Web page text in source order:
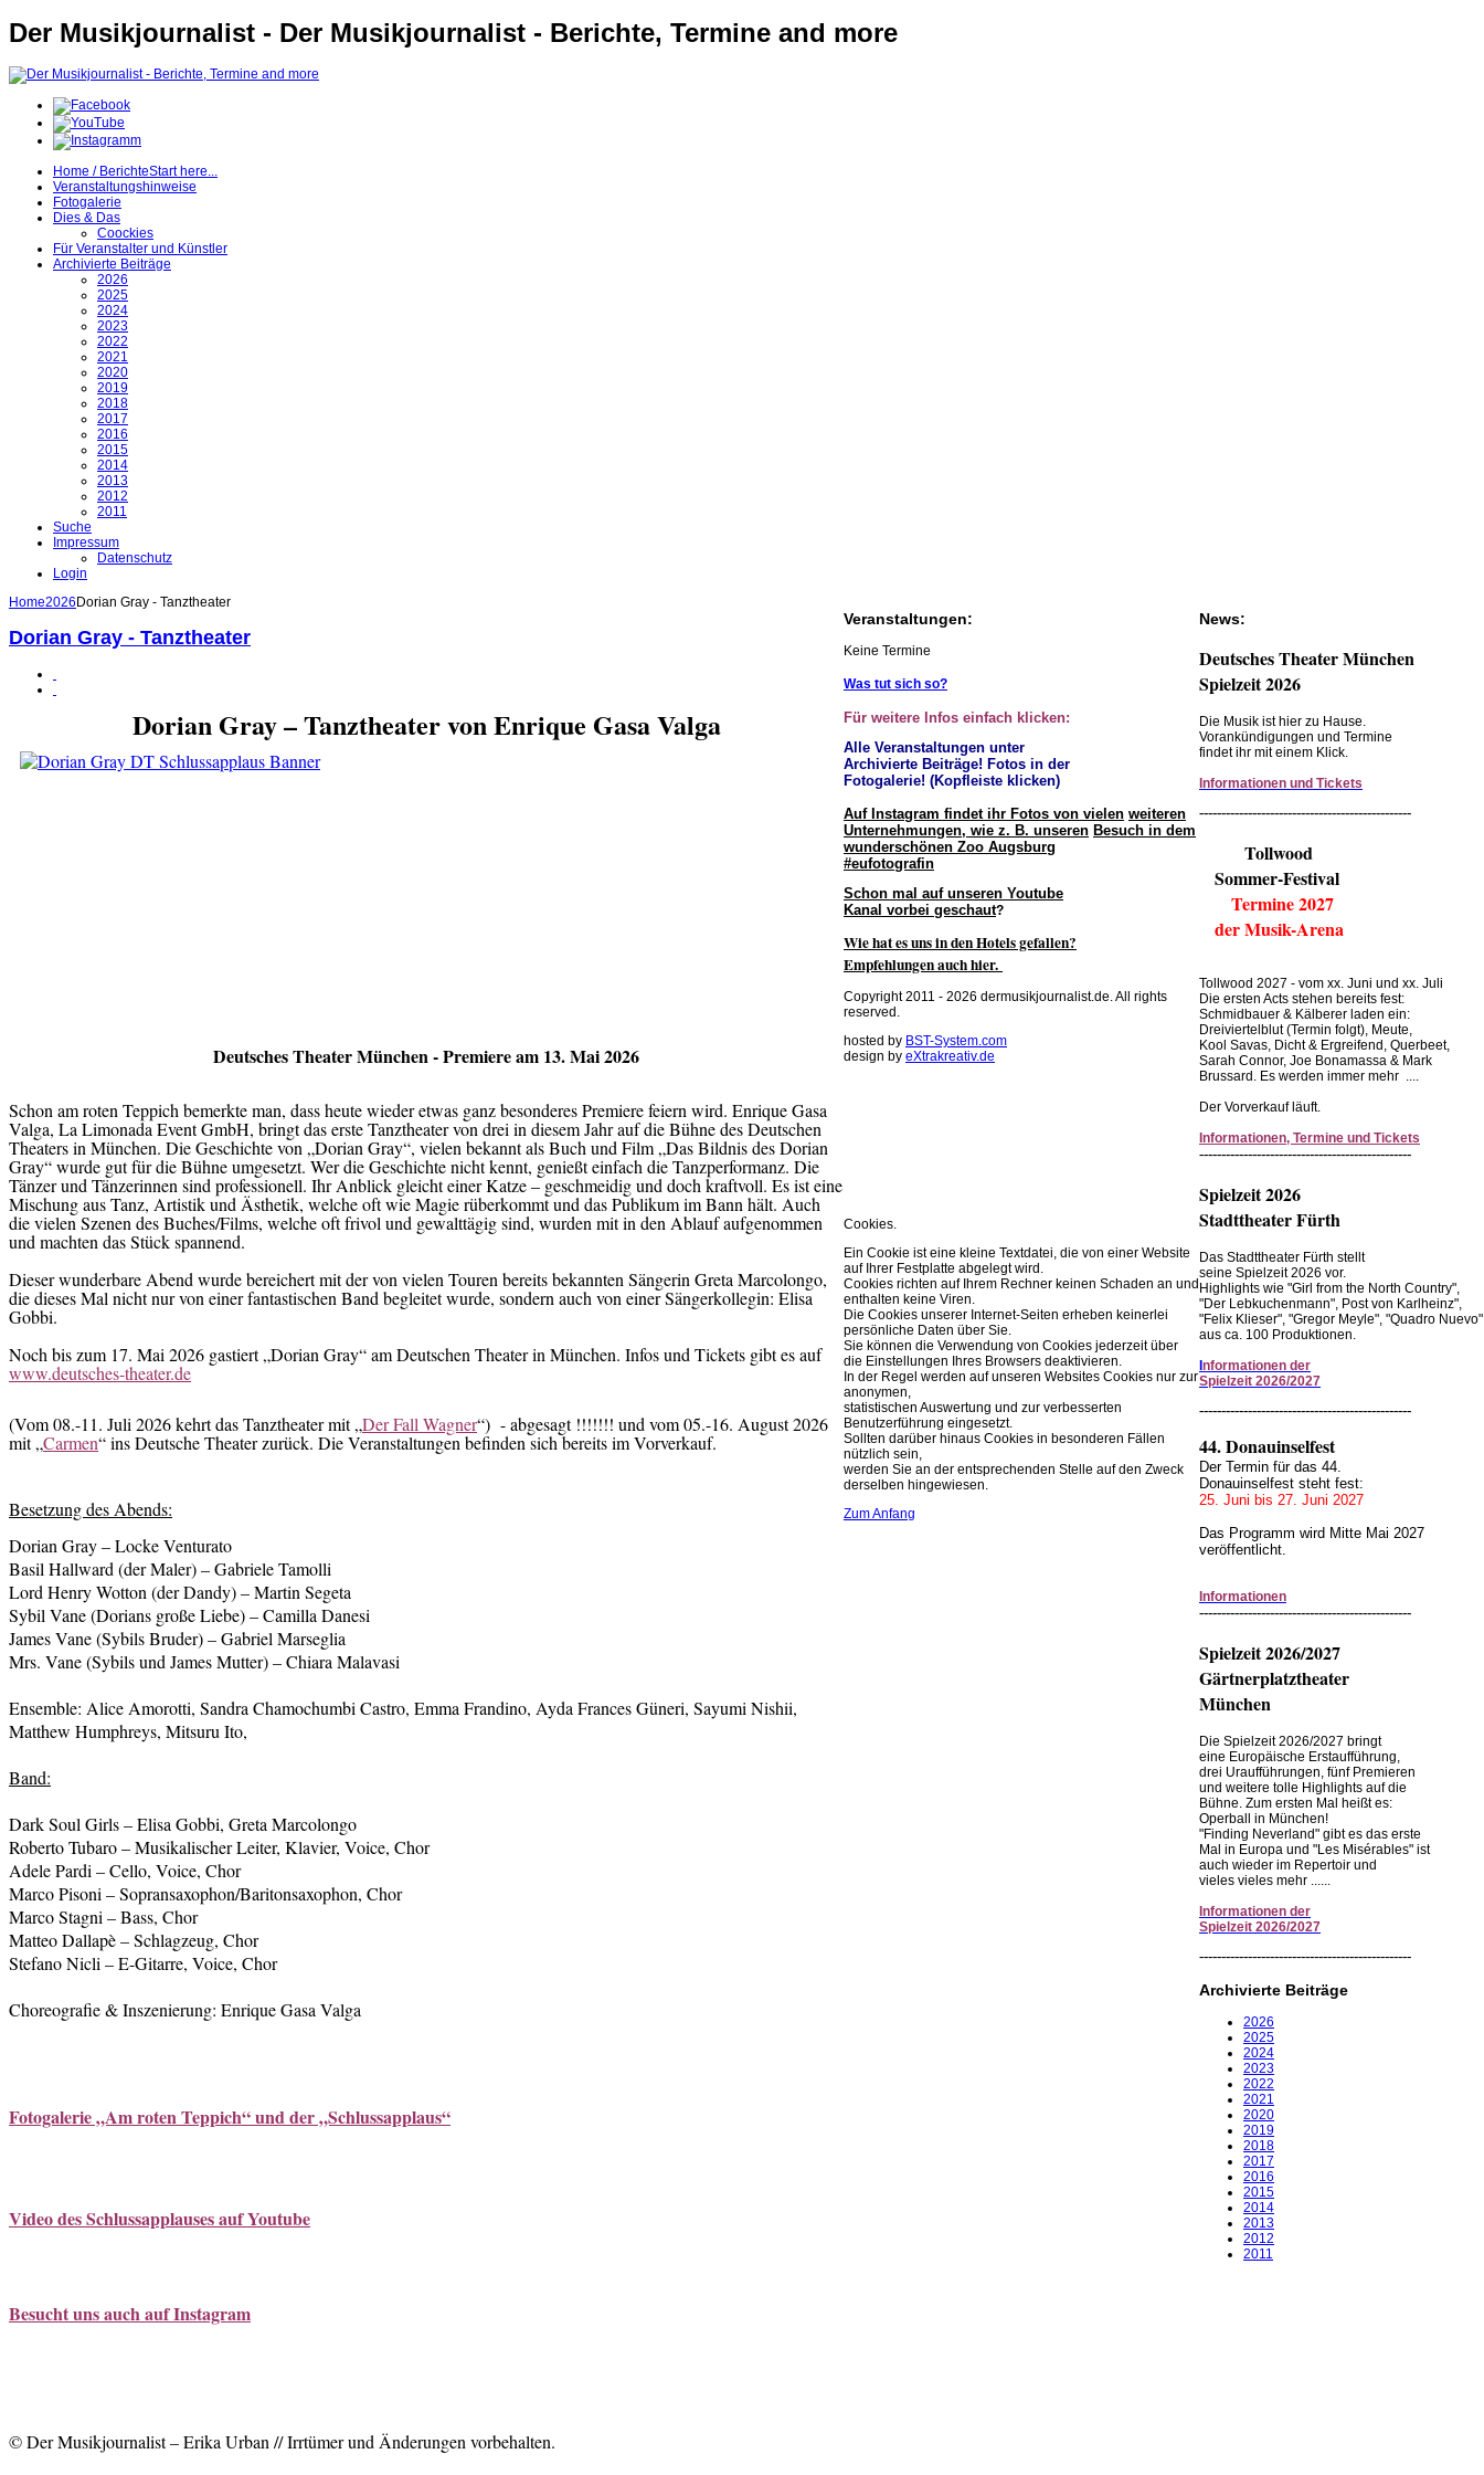
Der Musikjournalist - Der Musikjournalist - Berichte, Termine and more
Home / BerichteStart here...
Veranstaltungshinweise
Fotogalerie
Dies & Das
Coockies
Für Veranstalter und Künstler
Archivierte Beiträge
2026
2025
2024
2023
2022
2021
2020
2019
2018
2017
2016
2015
2014
2013
2012
2011
Suche
Impressum
Datenschutz
Login
Home2026 Dorian Gray - Tanztheater
Dorian Gray - Tanztheater
Dorian Gray – Tanztheater von Enrique Gasa Valga
Deutsches Theater München - Premiere am 13. Mai 2026
Schon am roten Teppich bemerkte man, dass heute wieder etwas ganz besonderes Premiere feiern wird. Enrique Gasa
Valga, La Limonada Event GmbH, bringt das erste Tanztheater von drei in diesem Jahr auf die Bühne des Deutschen
Theaters in München. Die Geschichte von „Dorian Gray“, vielen bekannt als Buch und Film „Das Bildnis des Dorian
Gray“ wurde gut für die Bühne umgesetzt. Wer die Geschichte nicht kennt, genießt einfach die Tanzperformanz. Die
Tänzer und Tänzerinnen sind professionell. Ihr Anblick gleicht einer Katze – geschmeidig und doch kraftvoll. Es ist eine
Mischung aus Tanz, Artistik und Ästhetik, welche oft wie Magie rüberkommt und das Publikum im Bann hält. Auch
die vielen Szenen des Buches/Films, welche oft frivol und gewalttägig sind, wurden mit in den Ablauf aufgenommen
und machten das Stück spannend.
Dieser wunderbare Abend wurde bereichert mit der von vielen Touren bereits bekannten Sängerin Greta Marcolongo,
die dieses Mal nicht nur von einer fantastischen Band begleitet wurde, sondern auch von einer Sängerkollegin: Elisa
Gobbi.
Noch bis zum 17. Mai 2026 gastiert „Dorian Gray“ am Deutschen Theater in München. Infos und Tickets gibt es auf
www.deutsches-theater.de
(Vom 08.-11. Juli 2026 kehrt das Tanztheater mit „Der Fall Wagner“) - abgesagt !!!!!!! und vom 05.-16. August 2026
mit „Carmen“ ins Deutsche Theater zurück. Die Veranstaltungen befinden sich bereits im Vorverkauf.
Besetzung des Abends:
Dorian Gray – Locke Venturato
Basil Hallward (der Maler) – Gabriele Tamolli
Lord Henry Wotton (der Dandy) – Martin Segeta
Sybil Vane (Dorians große Liebe) – Camilla Danesi
James Vane (Sybils Bruder) – Gabriel Marseglia
Mrs. Vane (Sybils und James Mutter) – Chiara Malavasi
Ensemble: Alice Amorotti, Sandra Chamochumbi Castro, Emma Frandino, Ayda Frances Güneri, Sayumi Nishii,
Matthew Humphreys, Mitsuru Ito,
Band:
Dark Soul Girls – Elisa Gobbi, Greta Marcolongo
Roberto Tubaro – Musikalischer Leiter, Klavier, Voice, Chor
Adele Pardi – Cello, Voice, Chor
Marco Pisoni – Sopransaxophon/Baritonsaxophon, Chor
Marco Stagni – Bass, Chor
Matteo Dallapè – Schlagzeug, Chor
Stefano Nicli – E-Gitarre, Voice, Chor
Choreografie & Inszenierung: Enrique Gasa Valga
Fotogalerie „Am roten Teppich“ und der „Schlussapplaus“
Video des Schlussapplauses auf Youtube
Besucht uns auch auf Instagram
© Der Musikjournalist – Erika Urban // Irrtümer und Änderungen vorbehalten.
Veranstaltungen:
Keine Termine
Was tut sich so?
Für weitere Infos einfach klicken:
Alle Veranstaltungen unter
Archivierte Beiträge! Fotos in der
Fotogalerie! (Kopfleiste klicken)
Auf Instagram findet ihr Fotos von vielen weiteren
Unternehmungen, wie z. B. unseren Besuch in dem
wunderschönen Zoo Augsburg
#eufotografin
Schon mal auf unseren Youtube
Kanal vorbei geschaut?
Wie hat es uns in den Hotels gefallen?
Empfehlungen auch hier.
News:
Deutsches Theater München
Spielzeit 2026
Die Musik ist hier zu Hause.
Vorankündigungen und Termine
findet ihr mit einem Klick.
Informationen und Tickets
------------------------------------------------
Tollwood
Sommer-Festival
Termine 2027
der Musik-Arena
Tollwood 2027 - vom xx. Juni und xx. Juli
Die ersten Acts stehen bereits fest:
Schmidbauer & Kälberer laden ein:
Dreiviertelblut (Termin folgt), Meute,
Kool Savas, Dicht & Ergreifend, Querbeet,
Sarah Connor, Joe Bonamassa & Mark
Brussard. Es werden immer mehr ....
Der Vorverkauf läuft.
Informationen, Termine und Tickets
------------------------------------------------
Spielzeit 2026
Stadttheater Fürth
Das Stadttheater Fürth stellt
seine Spielzeit 2026 vor.
Highlights wie "Girl from the North Country",
"Der Lebkuchenmann", Post von Karlheinz",
"Felix Klieser", "Gregor Meyle", "Quadro Nuevo"
aus ca. 100 Produktionen.
Informationen der
Spielzeit 2026/2027
------------------------------------------------
44. Donauinselfest
Der Termin für das 44.
Donauinselfest steht fest:
25. Juni bis 27. Juni 2027
Das Programm wird Mitte Mai 2027
veröffentlicht.
Informationen
------------------------------------------------
Spielzeit 2026/2027
Gärtnerplatztheater
München
Die Spielzeit 2026/2027 bringt
eine Europäische Erstaufführung,
drei Uraufführungen, fünf Premieren
und weitere tolle Highlights auf die
Bühne. Zum ersten Mal heißt es:
Operball in München!
"Finding Neverland" gibt es das erste
Mal in Europa und "Les Misérables" ist
auch wieder im Repertoir und
vieles vieles mehr ......
Informationen der
Spielzeit 2026/2027
------------------------------------------------
Archivierte Beiträge
2026
2025
2024
2023
2022
2021
2020
2019
2018
2017
2016
2015
2014
2013
2012
2011
Copyright 2011 - 2026 dermusikjournalist.de. All rights
reserved.
hosted by BST-System.com
design by eXtrakreativ.de
Cookies.
Ein Cookie ist eine kleine Textdatei, die von einer Website
auf Ihrer Festplatte abgelegt wird.
Cookies richten auf Ihrem Rechner keinen Schaden an und
enthalten keine Viren.
Die Cookies unserer Internet-Seiten erheben keinerlei
persönliche Daten über Sie.
Sie können die Verwendung von Cookies jederzeit über
die Einstellungen Ihres Browsers deaktivieren.
In der Regel werden auf unseren Websites Cookies nur zur
anonymen,
statistischen Auswertung und zur verbesserten
Benutzerführung eingesetzt.
Sollten darüber hinaus Cookies in besonderen Fällen
nützlich sein,
werden Sie an der entsprechenden Stelle auf den Zweck
derselben hingewiesen.
Zum Anfang